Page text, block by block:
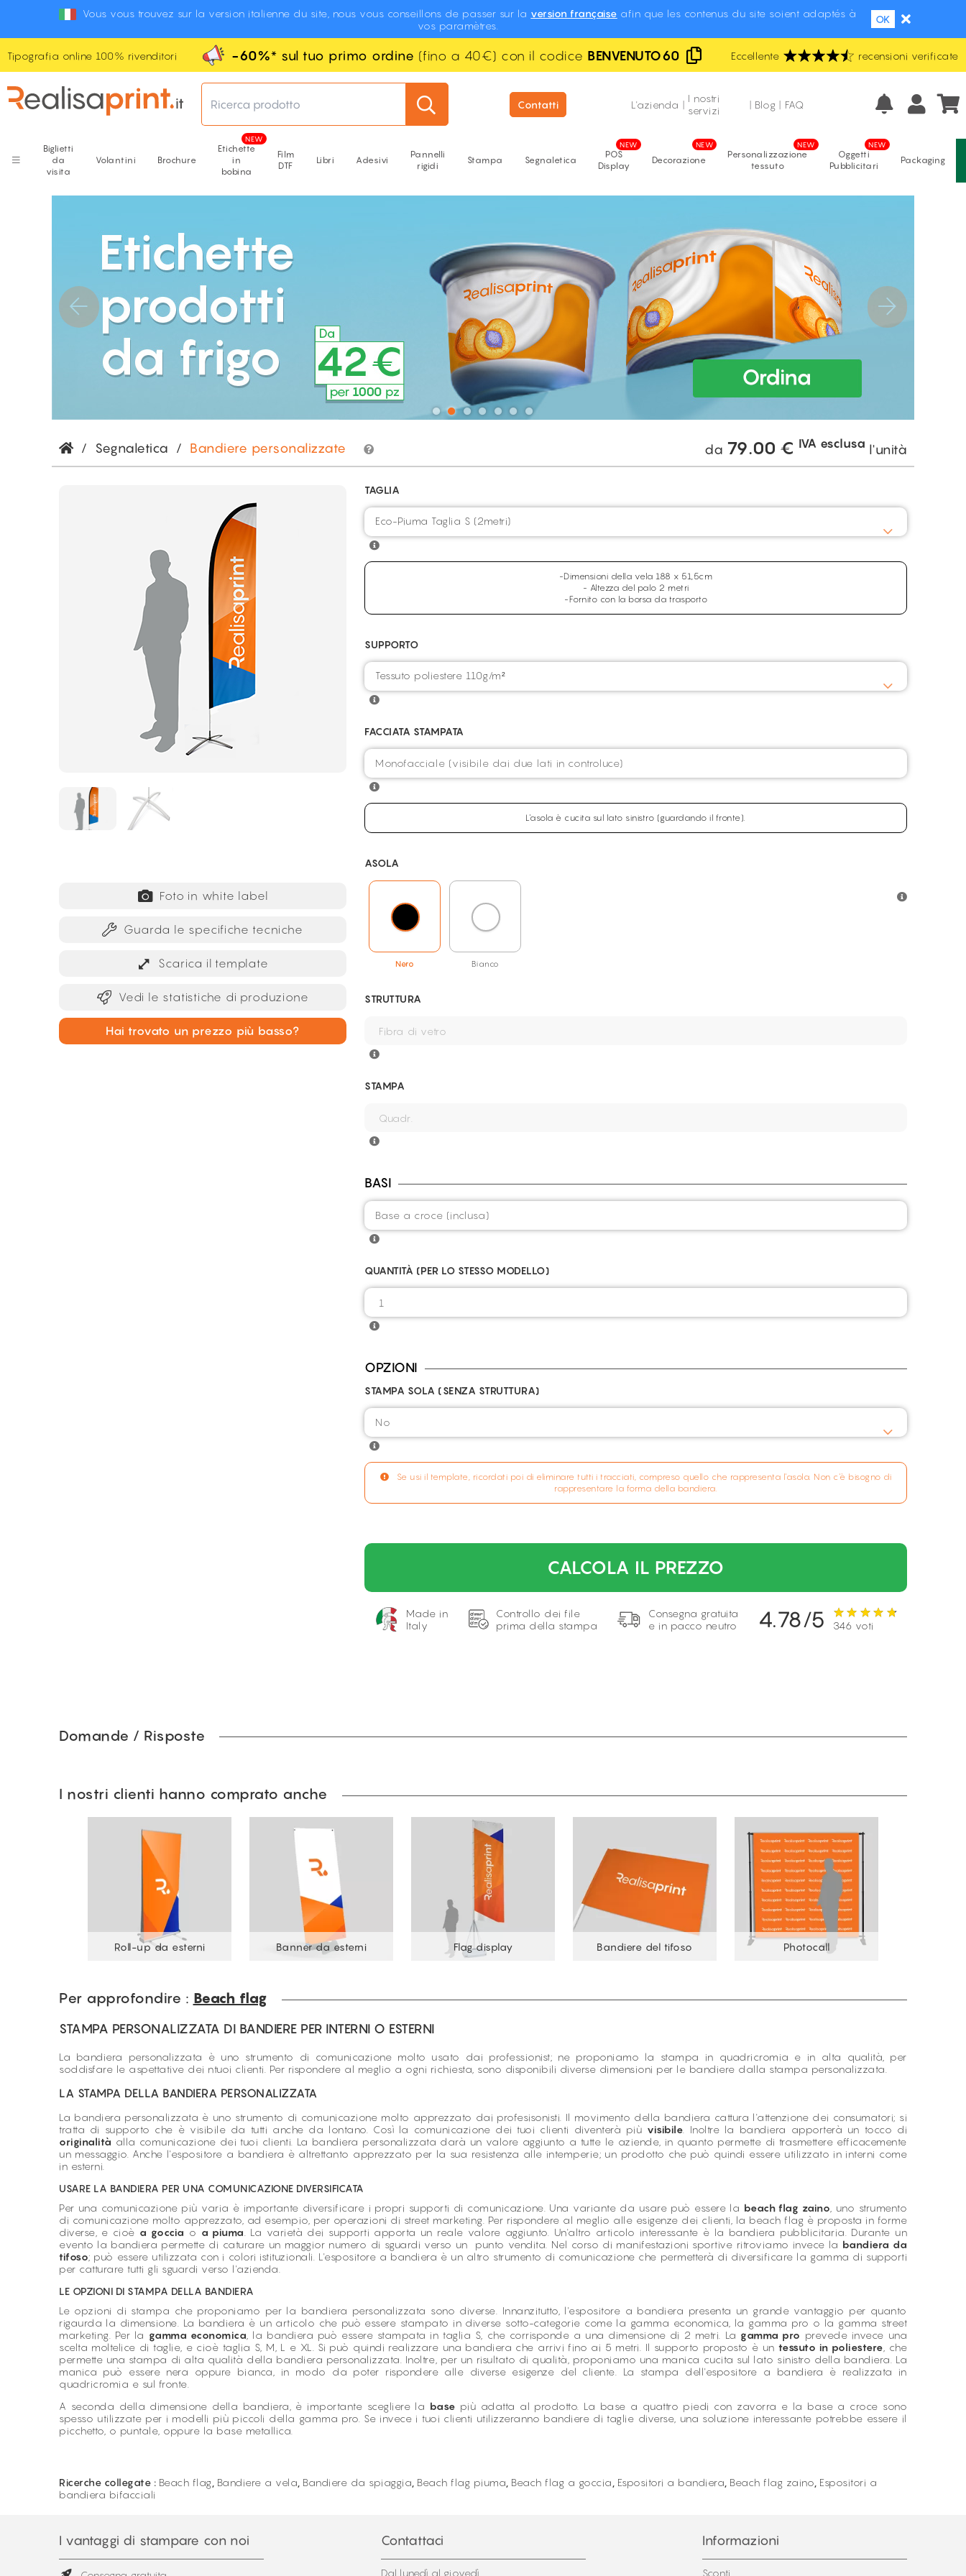
Vous vous trouvez sur la version italienne du site, nous vous conseillons de passer sur la version française afin que les contenus du site soient adaptés à
vos paramètres.
OK
Tipografia online 100% rivenditori -60%* sul tuo primo ordine (fino a 40€) con il codice BENVENUTO60 Fabbricazione italiana
Eccellente
recensioni verificate
Prezzi più bassi d'Italia
Ricerca prodotto Contatti L'azienda | I nostri
servizi
| Blog | FAQ
Biglietti
da
visita
Volantini Brochure
Etichette
in
bobina
Film
DTF
Libri Adesivi
Pannelli
rigidi
Stampa Segnaletica
POS
Display
Decorazione
Personalizzazione
tessuto
Oggetti
Pubblicitari
Packaging
/ Segnaletica / Bandiere personalizzate da 79.00 € IVA esclusa l'unità
Foto in white label
Guarda le specifiche tecniche
Scarica il template
Vedi le statistiche di produzione
Hai trovato un prezzo più basso?
TAGLIA
Eco-Piuma Taglia S (2metri)
-Dimensioni della vela 188 x 51,5cm
- Altezza del palo 2 metri
-Fornito con la borsa da trasporto
SUPPORTO
Tessuto poliestere 110g/m²
FACCIATA STAMPATA
L'asola è cucita sul lato sinistro (guardando il fronte).
ASOLA
Nero Bianco
STRUTTURA
STAMPA
BASI
QUANTITÀ (PER LO STESSO MODELLO)
OPZIONI
STAMPA SOLA (SENZA STRUTTURA)
Se usi il template, ricordati poi di eliminare tutti i tracciati, compreso quello che rappresenta l'asola. Non c'è bisogno di
rappresentare la forma della bandiera.
CALCOLA IL PREZZO
Made in
Italy
Controllo dei file
prima della stampa
Consegna gratuita
e in pacco neutro
4.78/5 346 voti
Domande / Risposte
I nostri clienti hanno comprato anche
Roll-up da esterni Banner da esterni Flag display Bandiere del tifoso Photocall
Per approfondire : Beach flag
STAMPA PERSONALIZZATA DI BANDIERE PER INTERNI O ESTERNI
La bandiera personalizzata è uno strumento di comunicazione molto usato dai professionist; ne proponiamo la stampa in quadricromia e in alta qualità, per
soddisfare le aspettative dei ntuoi clienti. Per rispondere al meglio a ogni richiesta, sono disponibili diverse dimensioni per le bandiere dalla stampa personalizzata.
LA STAMPA DELLA BANDIERA PERSONALIZZATA
La bandiera personalizzata è uno strumento di comunicazione molto apprezzato dai profesisonisti. Il movimento della bandiera cattura l'attenzione dei consumatori; si
tratta di supporto che è visibile da tutti anche da lontano. Così la comunicazione dei tuoi clienti diventerà più visibile . Inoltre la bandiera apporterà un tocco di
originalità alla comunicazione dei tuoi clienti. La bandiera personalizzata darà un valore aggiunto a tutte le aziende, in quanto permette di trasmettere efficacemente
un messaggio. Anche l'espositore a bandiera è altrettanto apprezzato per la sua resistenza alle intemperie; un prodotto che può quindi essere utilizzato in interni come
in esterni.
USARE LA BANDIERA PER UNA COMUNICAZIONE DIVERSIFICATA
Per una comunicazione più varia è importante diversificare i propri supporti di comunicazione. Una variante da usare può essere la beach flag zaino , uno strumento
di comunicazione molto apprezzato, ad esempio, per operazioni di street marketing. Per rispondere al meglio alle esigenze dei clienti, la beach flag è proposta in forme
diverse, e cioè a goccia o a piuma
. La varietà dei supporti apporta un reale valore aggiunto. Un'altro articolo interessante è la bandiera pubblicitaria. Durante un
evento la bandiera permette di caturare un maggior numero di sguardi verso un punto vendita. Nel corso di manifestazioni sportive ritroviamo invece la bandiera da
tifoso; può essere utilizzata con i colori istituzionali. L'espositore a bandiera è un altro strumento di comunicazione che permetterà di diversificare la gamma di supporti
per catturare tutti gli sguardi verso l'azienda.
LE OPZIONI DI STAMPA DELLA BANDIERA
Le opzioni di stampa che proponiamo per la bandiera personalizzata sono diverse. Innanzitutto, l'espositore a bandiera presenta un grande vantaggio per quanto
rigaurda la dimensione. La bandiera è un articolo che può essere stampato in diverse sotto-categorie come la gamma economica, la gamma pro o la gamma street
marketing. Per la gamma economica , la bandiera può essere stampata in taglia S, che corrisponde a una dimensione di 2 metri. La gamma pro prevede invece una
scelta moltelice di taglie, e cioè taglia S, M, L e XL. Si può quindi realizzare una bandiera che arrivi fino ai 5 metri. Il supporto proposto è un tessuto in poliestere , che
permette una stampa di alta qualità della bandiera personalizzata. Inoltre, per un risultato di qualità, proponiamo una manica cucita sul lato sinistro della bandiera. La
manica può essere nera oppure bianca, in modo da poter rispondere alle diverse esigenze del cliente. La stampa dell'espositore a bandiera è realizzata in
quadricromia e sul fronte.
A seconda della dimensione della bandiera, è importante scegliere la base più adatta al prodotto. La base a quattro piedi con zavorra e la base a croce sono
spesso utilizzate per i modelli più piccoli della gamma pro. Se invece i tuoi clienti utilizzeranno bandiere di taglie diverse, una soluzione interessante potrebbe essere il
picchetto, o puntale, oppure la base metallica.
Ricerche collegate : Beach flag Bandiere a vela Bandiere da spiaggia Beach flag piuma Beach flag a goccia Espositori a bandiera Beach flag zaino Espositori a
bandiera bifacciali
I vantaggi di stampare con noi Contattaci
Dal lunedì al giovedì
Informazioni
Sconti